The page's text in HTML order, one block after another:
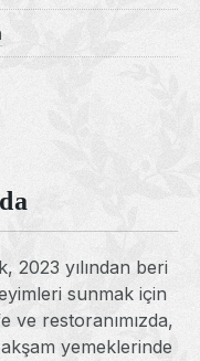
2023 yılından beri
sunmak için
ve restoranımızda,
yemeklerinde